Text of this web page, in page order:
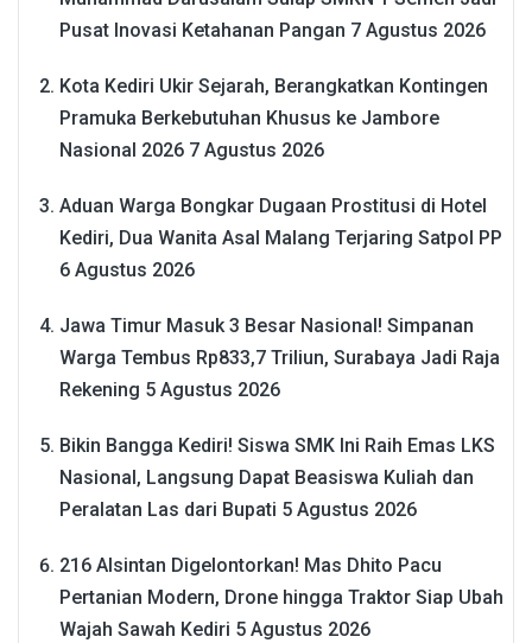
Pusat Inovasi Ketahanan Pangan 7 Agustus 2026
Kota Kediri Ukir Sejarah, Berangkatkan Kontingen
Pramuka Berkebutuhan Khusus ke Jambore
Nasional 2026 7 Agustus 2026
Aduan Warga Bongkar Dugaan Prostitusi di Hotel
Kediri, Dua Wanita Asal Malang Terjaring Satpol PP
6 Agustus 2026
Jawa Timur Masuk 3 Besar Nasional! Simpanan
Warga Tembus Rp833,7 Triliun, Surabaya Jadi Raja
Rekening 5 Agustus 2026
Bikin Bangga Kediri! Siswa SMK Ini Raih Emas LKS
Nasional, Langsung Dapat Beasiswa Kuliah dan
Peralatan Las dari Bupati 5 Agustus 2026
216 Alsintan Digelontorkan! Mas Dhito Pacu
Pertanian Modern, Drone hingga Traktor Siap Ubah
Wajah Sawah Kediri 5 Agustus 2026